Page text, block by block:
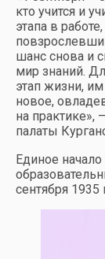
кто учится и
этапа в
шанс снова и
мир знаний.
этап жизни, им
новое,
на практике»,
палаты
Единое
сентября 1935